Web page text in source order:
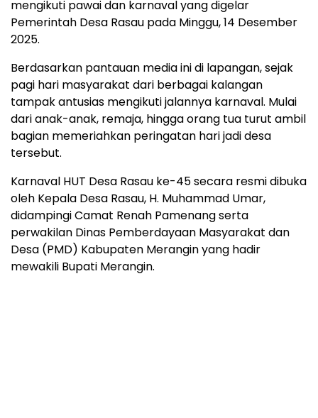
mengikuti pawai dan karnaval yang digelar
Pemerintah Desa Rasau pada Minggu, 14 Desember
2025.
Berdasarkan pantauan media ini di lapangan, sejak
pagi hari masyarakat dari berbagai kalangan
tampak antusias mengikuti jalannya karnaval. Mulai
dari anak-anak, remaja, hingga orang tua turut ambil
bagian memeriahkan peringatan hari jadi desa
tersebut.
Karnaval HUT Desa Rasau ke-45 secara resmi dibuka
oleh Kepala Desa Rasau, H. Muhammad Umar,
didampingi Camat Renah Pamenang serta
perwakilan Dinas Pemberdayaan Masyarakat dan
Desa (PMD) Kabupaten Merangin yang hadir
mewakili Bupati Merangin.